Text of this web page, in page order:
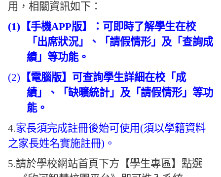
用，相關資訊如下：
(1) 【手機APP版】：可即時了解學生在校
「出席狀況」、「請假情形」及「查詢成
績」等功能。
(2) 【電腦版】可查詢學生詳細在校「成
績」、「缺曠統計」及「請假情形」等功
能。
4.家長須完成註冊後始可使用(須以學籍資料
之家長姓名實施註冊) 。
5.請於學校網站首頁下方【學生專區】點選